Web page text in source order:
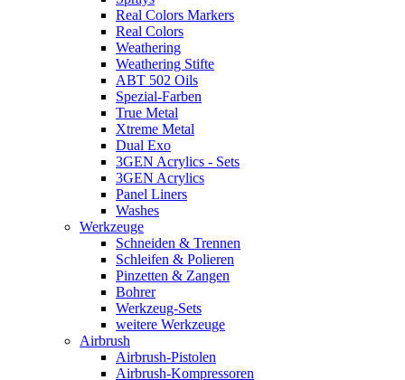
Real Colors Markers
Real Colors
Weathering
Weathering Stifte
ABT 502 Oils
Spezial-Farben
True Metal
Xtreme Metal
Dual Exo
3GEN Acrylics - Sets
3GEN Acrylics
Panel Liners
Washes
Werkzeuge
Schneiden & Trennen
Schleifen & Polieren
Pinzetten & Zangen
Bohrer
Werkzeug-Sets
weitere Werkzeuge
Airbrush
Airbrush-Pistolen
Airbrush-Kompressoren